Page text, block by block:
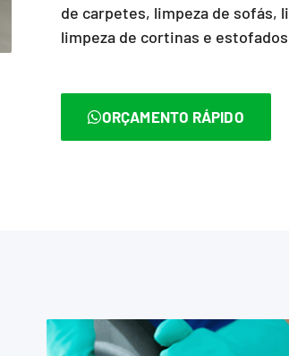
de carpetes, limpeza de sofás,
limpeza de cortinas e
ORÇAMENTO RÁPIDO